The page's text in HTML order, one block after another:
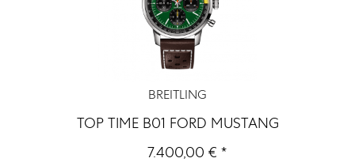
BREITLING
TOP TIME B01 FORD MUSTANG
7.400,00 € *